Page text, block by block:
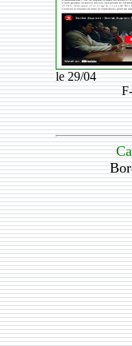
le 29/04